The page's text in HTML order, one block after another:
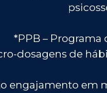
*PPB – Programa
dosagens de
engajamento em